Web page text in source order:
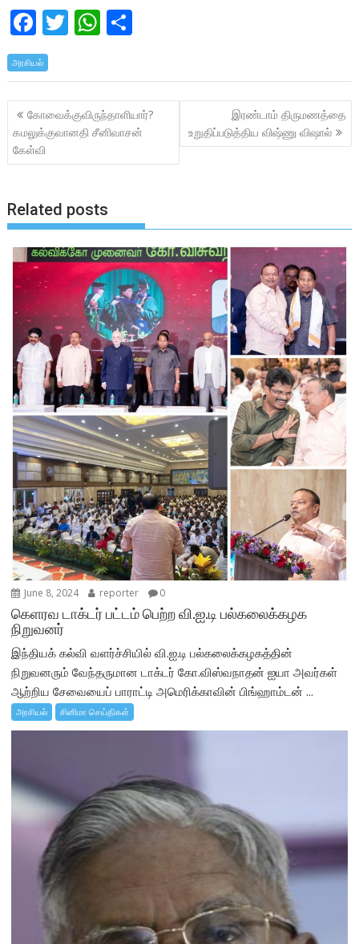
F
ac
e
b
o
o
k
T
itt
er
W
at
s
A
p
ar
e
அரசியல்
Post
navigation
கோவைக்குவிருந்தாளியார்?
கமலுக்குவானதி சீனிவாசன்
கேள்வி
இரண்டாம் திருமணத்தை
உறுதிப்படுத்திய விஷ்ணு விஷால்
Related posts
June 8, 2024 reporter 0
கெளரவ டாக்டர் பட்டம் பெற்ற வி.ஐ.டி பல்கலைக்கழக
நிறுவனர்
இந்தியக் கல்வி வளர்ச்சியில் வி.ஐ.டி பல்கலைக்கழகத்தின்
நிறுவனரும் வேந்தருமான டாக்டர் கோ.விஸ்வநாதன் ஐயா அவர்கள்
ஆற்றிய சேவையைப் பாராட்டி அமெரிக்காவின் பிங்ஹாம்டன் ...
அரசியல் சினிமா செய்திகள்